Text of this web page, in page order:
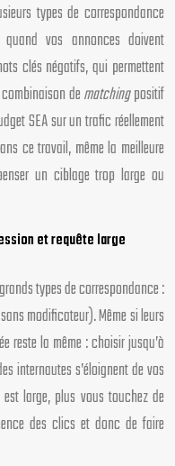
types de correspondance
vos annonces doivent
clés négatifs, qui permettent
dematchingpositif
SEA sur un trafic réellement
ce travail, même la meilleure
un ciblage trop large ou
et requête large
types de correspondance :
modificateur). Même si leurs
reste la même : choisir jusqu’à
internautes s’éloignent de vos
large, plus vous touchez de
des clics et donc de faire